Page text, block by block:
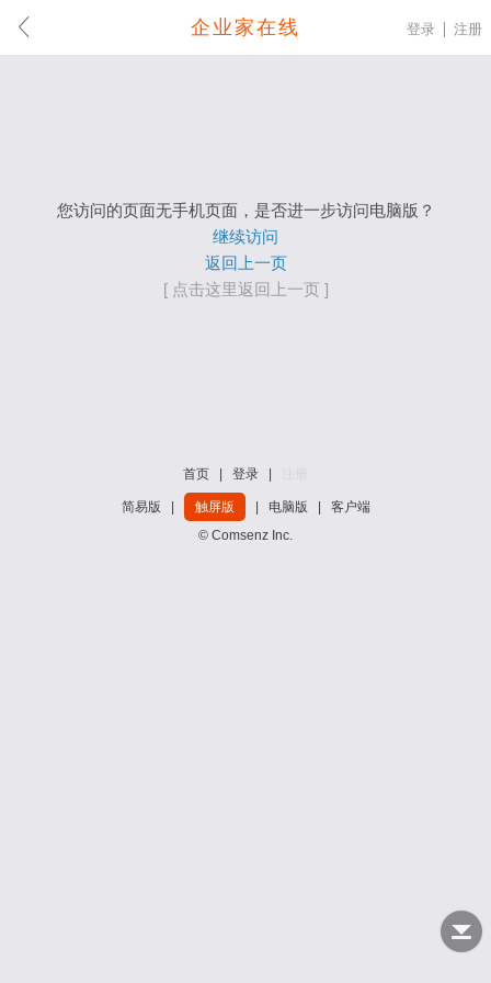
企业家在线 登录 注册
您访问的页面无手机页面，是否进一步访问电脑版？
继续访问
返回上一页
[ 点击这里返回上一页 ]
首页 登录
简易版 触屏版 电脑版
客户端
© Comsenz Inc.